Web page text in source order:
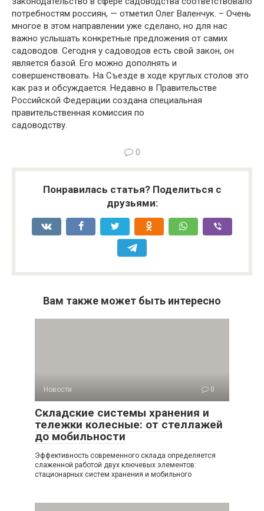
потребностям россиян, — отметил Олег Валенчук. – Очень
многое в этом направлении уже сделано, но для нас
важно услышать конкретные предложения от самих
садоводов. Сегодня у садоводов есть свой закон, он
является базой. Его можно дополнять и
совершенствовать. На Съезде в ходе круглых столов это
как раз и обсуждается. Недавно в Правительстве
Российской Федерации создана специальная
правительственная комиссия по
садоводству.
0
Понравилась статья? Поделиться с
друзьями:
Вам также может быть интересно
Новости 0
Складские системы хранения и
тележки колесные: от стеллажей
до мобильности
Эффективность современного склада определяется
слаженной работой двух ключевых элементов:
стационарных систем хранения и мобильного